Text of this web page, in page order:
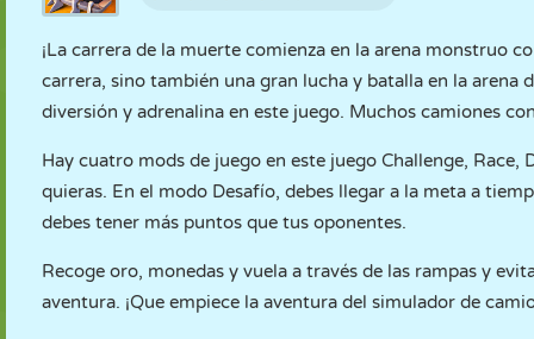
¡La carrera de la muerte comienza en la arena monstruo
carrera, sino también una gran lucha y batalla en la arena
diversión y adrenalina en este juego. Muchos camiones
Hay cuatro mods de juego en este juego Challenge,
quieras. En el modo Desafío, debes llegar a la meta a
debes tener más puntos que tus oponentes.
Recoge oro, monedas y vuela a través de las rampas y
aventura. ¡Que empiece la aventura del simulador de